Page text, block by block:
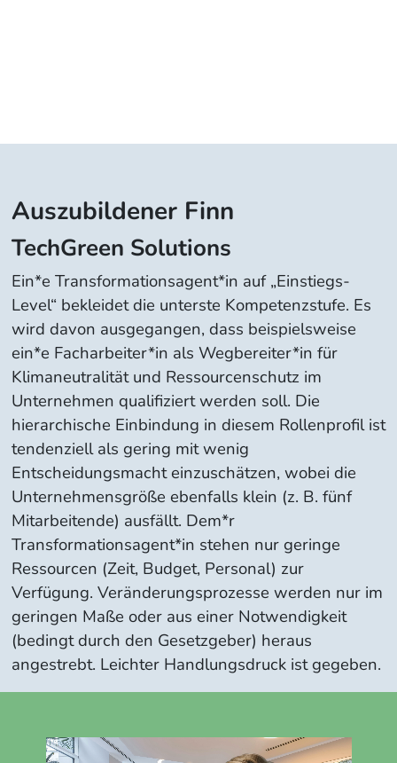
Auszubildener Finn
TechGreen Solutions
Ein*e Transformationsagent*in auf „Einstiegs-
Level“ bekleidet die unterste Kompetenzstufe. Es
wird davon ausgegangen, dass beispielsweise
ein*e Facharbeiter*in als Wegbereiter*in für
Klimaneutralität und Ressourcenschutz im
Unternehmen qualifiziert werden soll. Die
hierarchische Einbindung in diesem Rollenprofil ist
tendenziell als gering mit wenig
Entscheidungsmacht einzuschätzen, wobei die
Unternehmensgröße ebenfalls klein (z. B. fünf
Mitarbeitende) ausfällt. Dem*r
Transformationsagent*in stehen nur geringe
Ressourcen (Zeit, Budget, Personal) zur
Verfügung. Veränderungsprozesse werden nur im
geringen Maße oder aus einer Notwendigkeit
(bedingt durch den Gesetzgeber) heraus
angestrebt. Leichter Handlungsdruck ist gegeben.